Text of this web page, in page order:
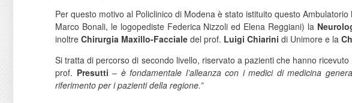
Per questo motivo al Policlinico di Modena è stato istituito questo
Marco Bonali, le logopediste Federica Nizzoli ed Elena Reggiani) la
inoltre Chirurgia Maxillo-Facciale del prof. Luigi Chiarini di Unimore e la
Si tratta di percorso di secondo livello, riservato a pazienti che hanno
prof. Presutti– è fondamentale l’alleanza con i medici di medicina
riferimento per i pazienti della regione.”